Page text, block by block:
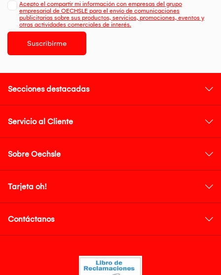
Acepto el compartir mi información con empresas del grupo
empresarial de OECHSLE para el envío de comunicaciones
publicitarias sobre sus productos, servicios, promociones, eventos y
otras actividades comerciales de interés.
Suscribirme
Secciones destacadas
Servicio al Cliente
Sobre Oechsle
Tarjeta oh!
Contáctanos